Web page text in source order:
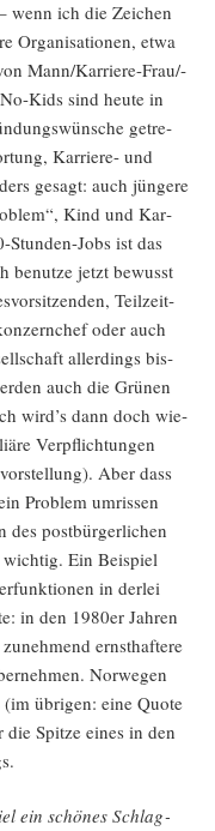
wenn ich die Zei­chen
Orga­ni­sa­tio­nen, etwa
Man­n/­Kar­rie­re-Frau/­
Kids sind heu­te in
getre­
Kar­rie­re- und
gesagt: auch jün­ge­re
Kind und Kar­
Jobs ist das
benut­ze jetzt bewusst
Teil­zeit­
oder auch
aller­dings bis­
auch die Grü­nen
wird’s dann doch wie­
Ver­pflich­tun­gen
Aber dass
Pro­blem umris­sen
des post­bür­ger­li­chen
wich­tig. Ein Bei­spiel
in der­lei
in den 1980er Jah­ren
ernst­haf­te­re
Nor­we­gen
übri­gen: eine Quo­te
Spit­ze eines in den
ein schö­nes Schlag­